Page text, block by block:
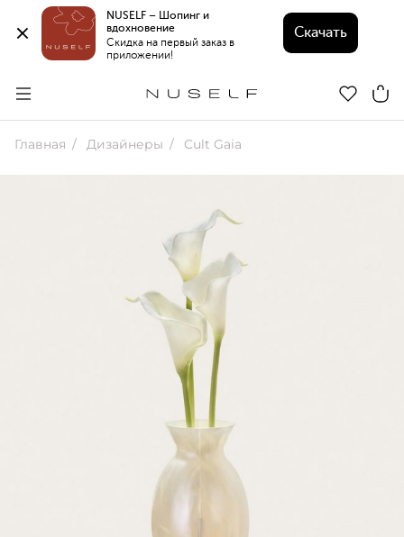
NUSELF – Шопинг и
вдохновение
Скидка на первый заказ в
приложении!
Скачать
Главная Дизайнеры Cult Gaia